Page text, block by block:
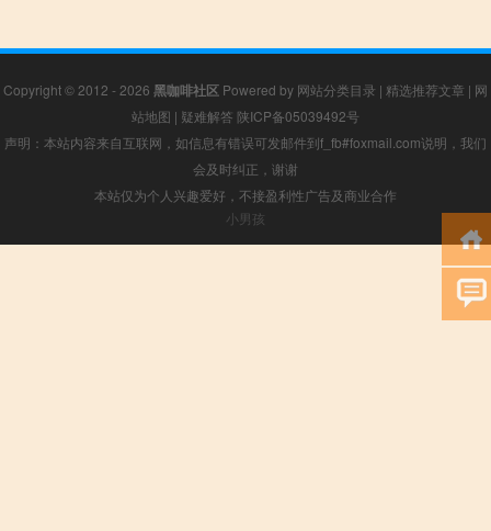
Copyright © 2012 - 2026 黑咖啡社区 Powered by 网站分类目录 | 精选推荐文章 | 网
站地图 | 疑难解答 陕ICP备05039492号
声明：本站内容来自互联网，如信息有错误可发邮件到f_fb#foxmail.com说明，我们
会及时纠正，谢谢
本站仅为个人兴趣爱好，不接盈利性广告及商业合作
小男孩